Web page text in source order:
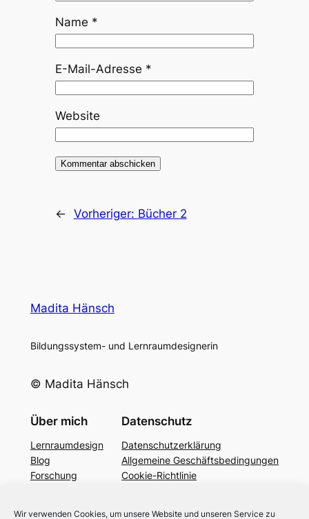
Wir verwenden Cookies, um unsere Website und unseren Service zu
Name *
E-Mail-Adresse *
Website
← Vorheriger: Bücher 2
Madita Hänsch
Bildungssystem- und Lernraumdesignerin
© Madita Hänsch
Über mich
Lernraumdesign
Blog
Forschung
Datenschutz
Datenschutzerklärung
Allgemeine Geschäftsbedingungen
Cookie-Richtlinie